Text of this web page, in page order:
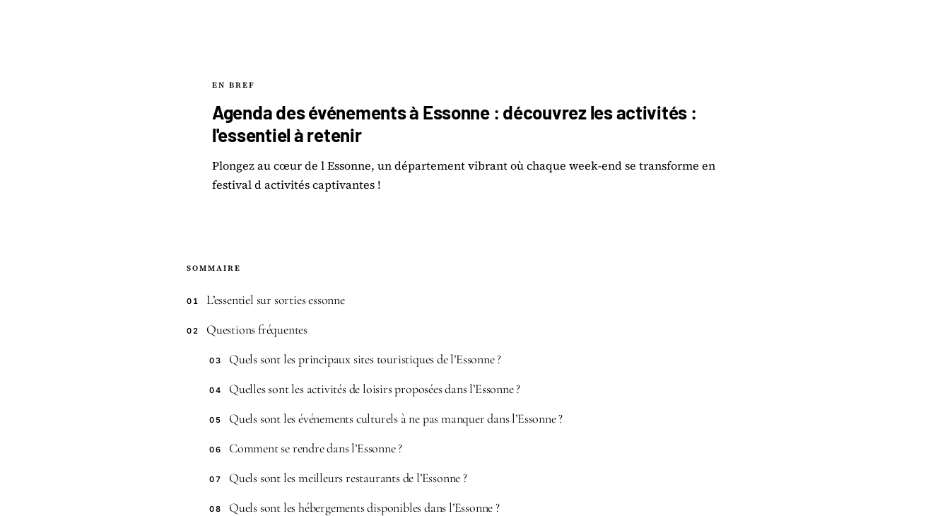
EN BREF
Agenda des événements à Essonne : découvrez les activités :
l'essentiel à retenir
Plongez au cœur de l Essonne, un département vibrant où chaque week-end se transforme en
festival d activités captivantes !
SOMMAIRE
01 L’essentiel sur sorties essonne
02 Questions fréquentes
03 Quels sont les principaux sites touristiques de l’Essonne ?
04 Quelles sont les activités de loisirs proposées dans l’Essonne ?
05 Quels sont les événements culturels à ne pas manquer dans l’Essonne ?
06 Comment se rendre dans l’Essonne ?
07 Quels sont les meilleurs restaurants de l’Essonne ?
08 Quels sont les hébergements disponibles dans l’Essonne ?